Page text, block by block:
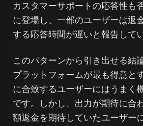
カスタマーサポートの応答性も
に登場し、一部のユーザーは返
する応答時間が遅いと報告して
このパターンから引き出せる結
プラットフォームが最も得意と
に合致するユーザーにはうまく
です。しかし、出力が期待に合
額返金を期待していたユーザー